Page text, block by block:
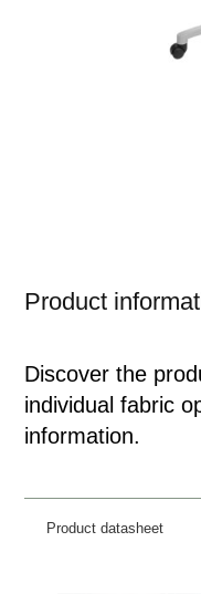
Product
Discover the
individual fabric
information.
Product datasheet